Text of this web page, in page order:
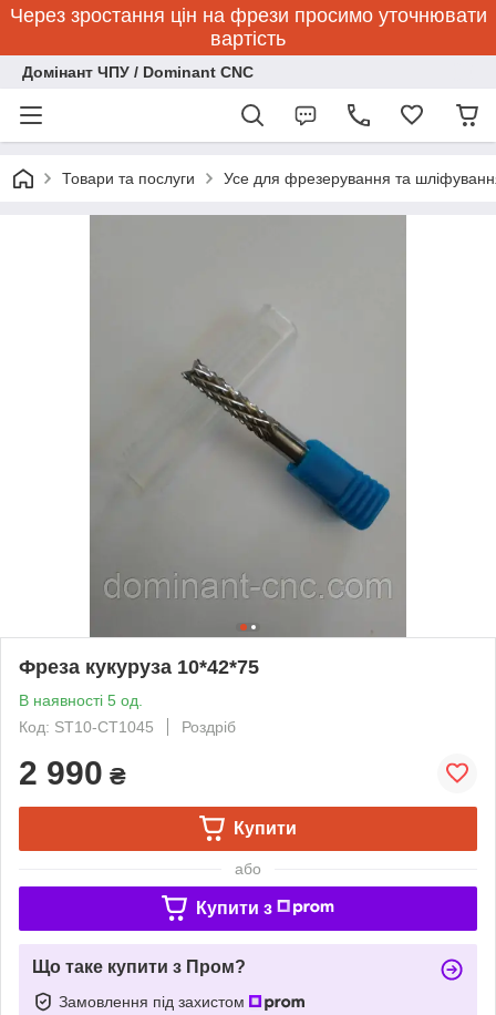
Через зростання цін на фрези просимо уточнювати
вартість
Домінант ЧПУ / Dominant CNC
Товари та послуги Усе для фрезерування та
Фреза кукуруза 10*42*75
В наявності 5 од.
Код: ST10-CT1045
Роздріб
2 990 ₴
Купити
або
Купити з
Що таке купити з Пром?
Замовлення під захистом